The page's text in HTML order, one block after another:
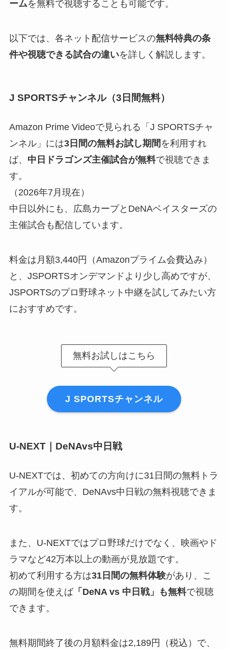
ームを無料で視聴することも可能です。
以下では、各ネット配信サービスの無料特典の条
件や視聴できる試合の違いを詳しく解説します。
J SPORTSチャンネル（3日間無料）
Amazon Prime Videoで見られる「J SPORTSチャ
ンネル」には3日間の無料お試し期間 を利用すれ
ば、 中日ドラゴンズ主催試合が無料で視聴できま
す。
（2026年7月現在）
中日以外にも、広島カープとDeNAベイスターズの
主催試合も配信しています。
料金は月額3,440円（Amazonプライム会費込み）
と、JSPORTSオンデマンドより少し高めですが、
JSPORTSのプロ野球ネット中継を試してみたい方
におすすめです。
無料お試しはこちら
J SPORTSチャンネル
U-NEXT｜DeNAvs中日戦
U-NEXTでは、初めての方向けに31日間の無料トラ
イアルが可能で、DeNAvs中日戦の無料視聴できま
す。
また、U-NEXTではプロ野球だけでなく、映画やド
ラマなど42万本以上の動画が見放題です。
初めて利用する方は31日間の無料体験があり、こ
の期間を使えば「DeNA vs 中日戦」も無料で視聴
できます。
無料期間終了後の月額料金は2,189円（税込）で、